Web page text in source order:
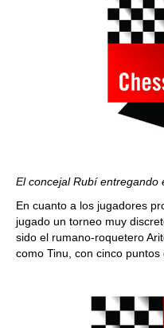
El concejal Rubí entregando
En cuanto a los jugadores
jugado un torneo muy
sido el rumano-roquetero
como Tinu, con cinco puntos